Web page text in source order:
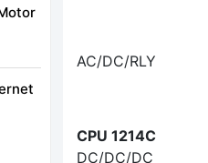
AC/DC/RLY
CPU 1214C
DC/DC/DC